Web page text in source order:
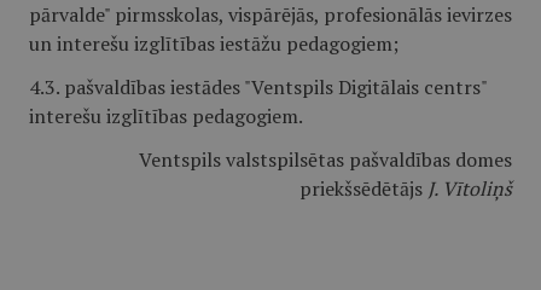
pārvalde" pirmsskolas, vispārējās, profesionālās ievirzes
un interešu izglītības iestāžu pedagogiem;
4.3. pašvaldības iestādes "Ventspils Digitālais centrs"
interešu izglītības pedagogiem.
Ventspils valstspilsētas pašvaldības domes
priekšsēdētājs J. Vītoliņš